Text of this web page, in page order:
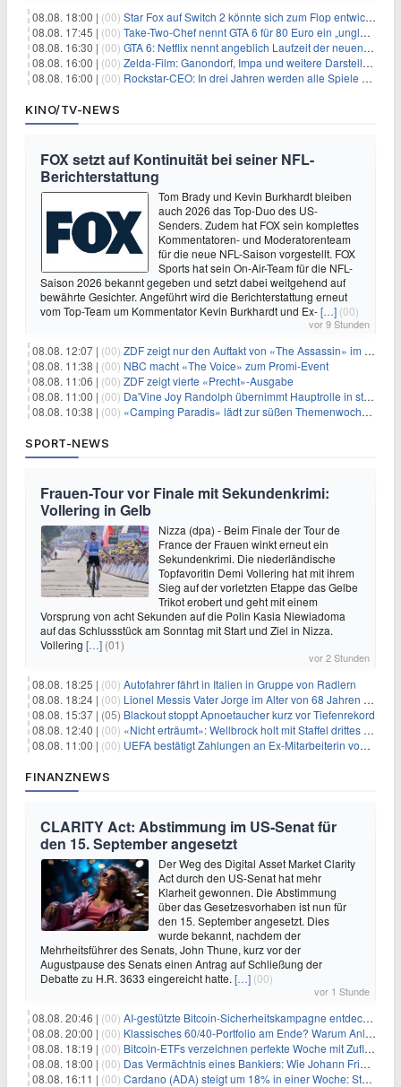
08.08. 18:00 | (00) Star Fox auf Switch 2 könnte sich zum Flop entwickeln
08.08. 17:45 | (00) Take-Two-Chef nennt GTA 6 für 80 Euro ein „unglaubliches Schnäppchen“
08.08. 16:30 | (00) GTA 6: Netflix nennt angeblich Laufzeit der neuen Gameplay-Präsentation
08.08. 16:00 | (00) Zelda-Film: Ganondorf, Impa und weitere Darsteller sollen feststehen
08.08. 16:00 | (00) Rockstar-CEO: In drei Jahren werden alle Spiele gestreamt
KINO/TV-NEWS
FOX setzt auf Kontinuität bei seiner NFL-
Berichterstattung
Tom Brady und Kevin Burkhardt bleiben
auch 2026 das Top-Duo des US-
Senders. Zudem hat FOX sein komplettes
Kommentatoren- und Moderatorenteam
für die neue NFL-Saison vorgestellt. FOX
Sports hat sein On-Air-Team für die NFL-
Saison 2026 bekannt gegeben und setzt dabei weitgehend auf
bewährte Gesichter. Angeführt wird die Berichterstattung erneut
vom Top-Team um Kommentator Kevin Burkhardt und Ex-[…] (00)
vor 9 Stunden
08.08. 12:07 | (00) ZDF zeigt nur den Auftakt von «The Assassin» im Fernsehen
08.08. 11:38 | (00) NBC macht «The Voice» zum Promi-Event
08.08. 11:06 | (00) ZDF zeigt vierte «Precht»-Ausgabe
08.08. 11:00 | (00) Da'Vine Joy Randolph übernimmt Hauptrolle in starbesetzter schwarzer Komödie
08.08. 10:38 | (00) «Camping Paradis» lädt zur süßen Themenwoche ein
SPORT-NEWS
Frauen-Tour vor Finale mit Sekundenkrimi:
Vollering in Gelb
Nizza (dpa) - Beim Finale der Tour de
France der Frauen winkt erneut ein
Sekundenkrimi. Die niederländische
Topfavoritin Demi Vollering hat mit ihrem
Sieg auf der vorletzten Etappe das Gelbe
Trikot erobert und geht mit einem
Vorsprung von acht Sekunden auf die Polin Kasia Niewiadoma
auf das Schlussstück am Sonntag mit Start und Ziel in Nizza.
Vollering […] (01)
vor 2 Stunden
08.08. 18:25 | (00) Autofahrer fährt in Italien in Gruppe von Radlern
08.08. 18:24 | (00) Lionel Messis Vater Jorge im Alter von 68 Jahren gestorben
08.08. 15:37 | (05) Blackout stoppt Apnoetaucher kurz vor Tiefenrekord
08.08. 12:40 | (00) «Nicht erträumt»: Wellbrock holt mit Staffel drittes EM-Gold
08.08. 11:00 | (00) UEFA bestätigt Zahlungen an Ex-Mitarbeiterin von Infantino
FINANZNEWS
CLARITY Act: Abstimmung im US-Senat für
den 15. September angesetzt
Der Weg des Digital Asset Market Clarity
Act durch den US-Senat hat mehr
Klarheit gewonnen. Die Abstimmung
über das Gesetzesvorhaben ist nun für
den 15. September angesetzt. Dies
wurde bekannt, nachdem der
Mehrheitsführer des Senats, John Thune, kurz vor der
Augustpause des Senats einen Antrag auf Schließung der
Debatte zu H.R. 3633 eingereicht hatte. […] (00)
vor 1 Stunde
08.08. 20:46 | (00) AI-gestützte Bitcoin-Sicherheitskampagne entdeckt fast 5.000 Softwareprobleme in 390 Projekten
08.08. 20:00 | (00) Klassisches 60/40-Portfolio am Ende? Warum Anleger jetzt radikal umdenken müssen
08.08. 18:19 | (00) Bitcoin-ETFs verzeichnen perfekte Woche mit Zuflüssen auf 3-Monats-Hoch
08.08. 18:00 | (00) Das Vermächtnis eines Bankiers: Wie Johann Friedrich Städel sein Imperium unsterblich machte
08.08. 16:11 | (00) Cardano (ADA) steigt um 18% in einer Woche: Steht ein Kurs von $0,30 bevor?